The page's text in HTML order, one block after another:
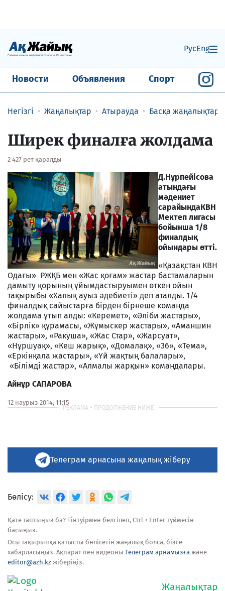
РусEng
Новости Объявления Спорт
Негізгі Жаңалықтар Атырауда Басқа жаңалықтар
Ширек финалға жолдама
2 427 рет қаралды
Д.Нұрпейісова
атындағы
мәдениет
сарайындаКВН
Мектеп лигасы
бойынша 1/8
финалдық
ойындары өтті.
«Қазақстан КВН
Одағы» РЖҚБ мен «Жас қоғам» жастар бастамаларын
дамыту қорының ұйымдастыруымен өткен ойын
тақырыбы «Халық ауыз әдебиеті» деп аталды. 1/4
финалдық сайыстарға бірден бірнеше команда
жолдама ұтып алды: «Керемет», «Әліби жастары»,
«Бірлік» құрамасы, «Жұмыскер жастары», «Аманшин
жастары», «Ракуша», «Жас Стар», «Жарсуат»,
«Нұршуақ», «Кеш жарық», «Домалақ», «36», «Тема»,
«Еркінқала жастары», «Үй жақтың балалары»,
«Білімді жастар», «Алмалы жарқын» командалары.
Айнұр САПАРОВА
12 наурыз 2014, 11:15
Телеграм арнасына жаңалық жіберу
Бөлісу:
Қате таптыңыз ба? Тінтуірмен белгілеп, Ctrl + Enter түймесін
басыңыз.
Осы тақырыпқа қатысты бөлісетін жаңалық болса, бізге
хабарласыңыз. Ақпарат пен видеоны Телеграм арнамызға және
editor@azh.kz жіберіңіз.